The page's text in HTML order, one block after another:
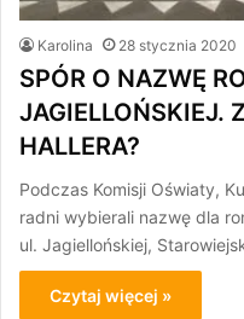
Karolina 28 stycznia 2020
SPÓR O NAZWĘ
JAGIELLOŃSKIEJ.
HALLERA?
Podczas Komisji Oświaty,
radni wybierali nazwę dla
ul. Jagiellońskiej,
Czytaj więcej »